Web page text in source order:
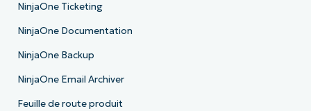
NinjaOne Ticketing
NinjaOne Documentation
NinjaOne Backup
NinjaOne Email Archiver
Feuille de route produit